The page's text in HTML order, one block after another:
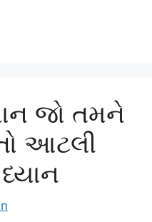
જો તમને
આટલી